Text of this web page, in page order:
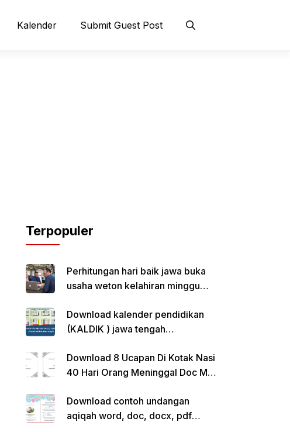
Kalender Submit Guest Post
Terpopuler
Perhitungan hari baik jawa buka
usaha weton kelahiran minggu
Download kalender pendidikan
(KALDIK ) jawa tengah
Download 8 Ucapan Di Kotak Nasi
40 Hari Orang Meninggal Doc Ms.
Download contoh undangan
aqiqah word, doc, docx, pdf